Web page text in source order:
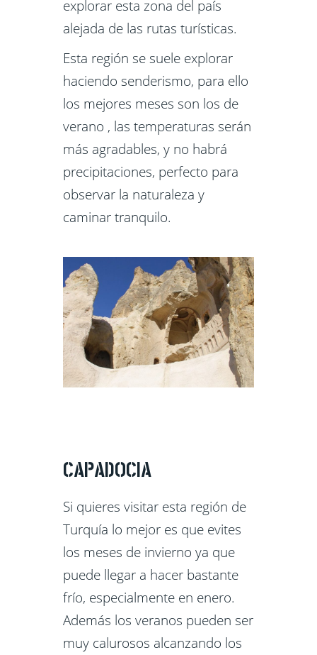
explorar esta zona del país
alejada de las rutas turísticas.
Esta región se suele explorar
haciendo senderismo, para ello
los mejores meses son los de
verano , las temperaturas serán
más agradables, y no habrá
precipitaciones, perfecto para
observar la naturaleza y
caminar tranquilo.
CAPADOCIA
Si quieres visitar esta región de
Turquía lo mejor es que evites
los meses de invierno ya que
puede llegar a hacer bastante
frío, especialmente en enero.
Además los veranos pueden ser
muy calurosos alcanzando los